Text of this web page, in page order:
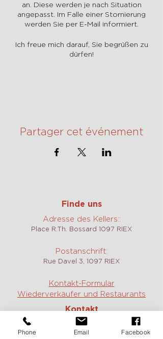
an. Diese werden je nach Situation
angepasst. Im Falle einer Stornierung
werden Sie per E-Mail informiert.
Ich freue mich darauf, Sie begrüßen zu
dürfen!
Partager cet événement
Finde uns
Adresse des Kellers::
Place R.Th. Bossard 1097 RIEX
Postanschrift:
Rue Davel 3, 1097 RIEX
Kontakt-Formular
Wiederverkäufer und Restaurants
Kontakt
Weingut, Weine und Verkostungen:
+41 79 717 61 14
Phone Email Facebook